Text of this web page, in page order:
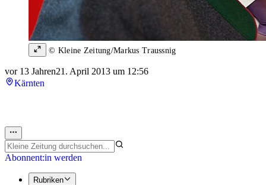
© Kleine Zeitung/Markus Traussnig
vor 13 Jahren21. April 2013 um 12:56
Kärnten
Abonnent:in werden
Rubriken